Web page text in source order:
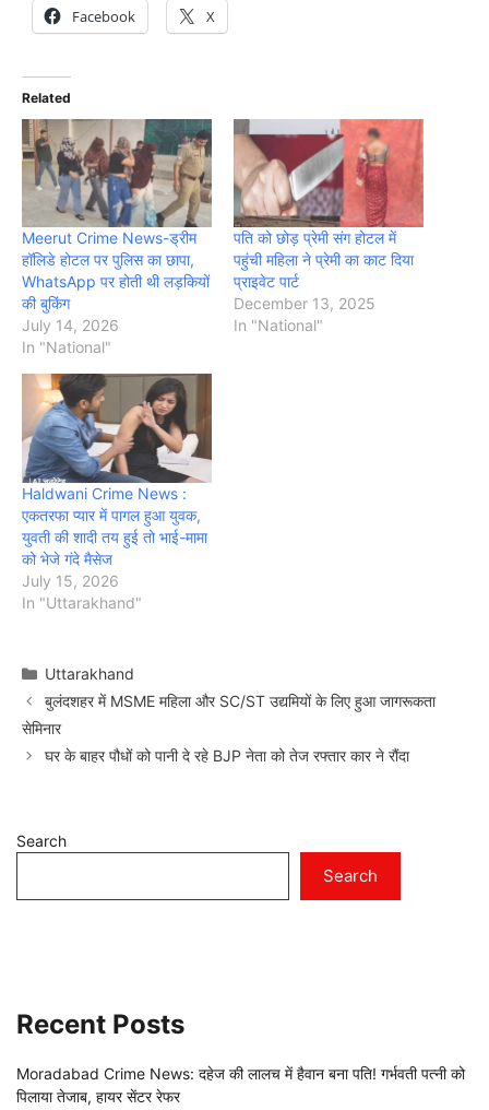
Facebook X
Related
Meerut Crime News-ड्रीम
हॉलिडे होटल पर पुलिस का छापा,
WhatsApp पर होती थी लड़कियों
की बुकिंग
July 14, 2026
In "National"
पति को छोड़ प्रेमी संग होटल में
पहुंची महिला ने प्रेमी का काट दिया
प्राइवेट पार्ट
December 13, 2025
In "National"
Haldwani Crime News :
एकतरफा प्यार में पागल हुआ युवक,
युवती की शादी तय हुई तो भाई-मामा
को भेजे गंदे मैसेज
July 15, 2026
In "Uttarakhand"
Categories
Uttarakhand
बुलंदशहर में MSME महिला और SC/ST उद्यमियों के लिए हुआ जागरूकता
सेमिनार
घर के बाहर पौधों को पानी दे रहे BJP नेता को तेज रफ्तार कार ने रौंदा
Search
Search
Recent Posts
Moradabad Crime News: दहेज की लालच में हैवान बना पति! गर्भवती पत्नी को
पिलाया तेजाब, हायर सेंटर रेफर